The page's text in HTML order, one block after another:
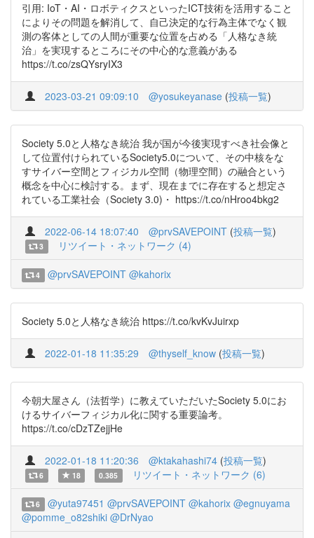
引用: IoT・AI・ロボティクスといったICT技術を活用すること
によりその問題を解消して、自己決定的な行為主体でなく観
測の客体としての人間が重要な位置を占める「人格なき統
治」を実現するところにその中心的な意義がある
https://t.co/zsQYsryIX3
2023-03-21 09:09:10 @yosukeyanase (投稿一覧)
Society 5.0と人格なき統治 我が国が今後実現すべき社会像と
して位置付けられているSociety5.0について、その中核をな
すサイバー空間とフィジカル空間（物理空間）の融合という
概念を中心に検討する。まず、現在までに存在すると想定さ
れている工業社会（Society 3.0)・ https://t.co/nHroo4bkg2
2022-06-14 18:07:40 @prvSAVEPOINT (投稿一覧)
3 リツイート・ネットワーク (4)
4 @prvSAVEPOINT @kahorix
Society 5.0と人格なき統治 https://t.co/kvKvJuirxp
2022-01-18 11:35:29 @thyself_know (投稿一覧)
今朝大屋さん（法哲学）に教えていただいたSociety 5.0にお
けるサイバーフィジカル化に関する重要論考。
https://t.co/cDzTZejjHe
2022-01-18 11:20:36 @ktakahashi74 (投稿一覧)
6 18 0.385 リツイート・ネットワーク (6)
6 @yuta97451 @prvSAVEPOINT @kahorix @egnuyama
@pomme_o82shiki @DrNyao